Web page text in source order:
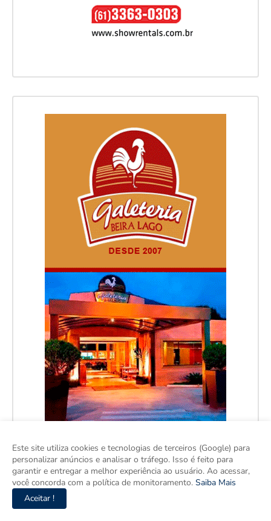
Este site utiliza cookies e tecnologias de terceiros (Google) para
personalizar anúncios e analisar o tráfego. Isso é feito para
garantir e entregar a melhor experiência ao usuário. Ao acessar,
você concorda com a política de monitoramento. Saiba Mais
Aceitar !